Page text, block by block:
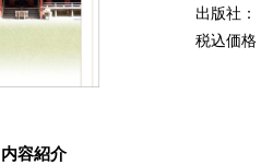
出版社：
税込価格
内容紹介